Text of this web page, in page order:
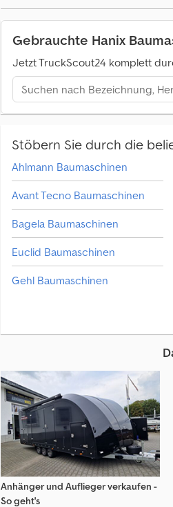
Gebrauchte Hanix
Jetzt TruckScout24 komplett
Stöbern Sie durch die
Ahlmann Baumaschinen
Avant Tecno Baumaschinen
Bagela Baumaschinen
Euclid Baumaschinen
Gehl Baumaschinen
Hanix Minibagger
Anhänger und Auflieger verkaufen -
So geht's